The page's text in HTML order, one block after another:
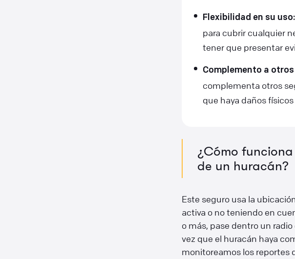
Flexibilidad en su uso:
para cubrir cualquier
tener que presentar
Complemento a
complementa otros
que haya daños
¿Cómo
de un huracán?
Este seguro usa la
activa o no teniendo en
o más, pase dentro un
vez que el huracán haya
monitoreamos los reportes